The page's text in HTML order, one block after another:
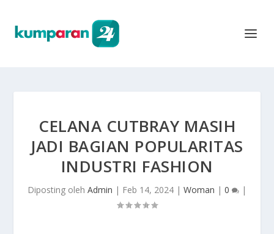
CELANA CUTBRAY MASIH
JADI BAGIAN POPULARITAS
INDUSTRI FASHION
Diposting oleh Admin | Feb 14, 2024 | Woman | 0 |